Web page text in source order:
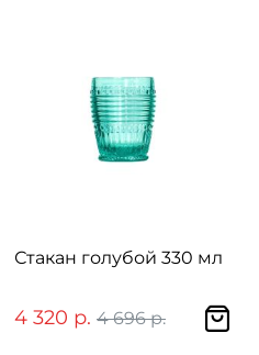
Стакан голубой 330 мл
4 320 р. 4 696 р.